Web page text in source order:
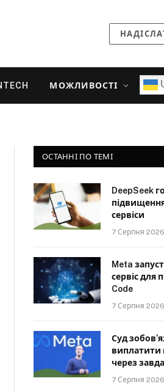
МОЖЛИВОСТІ
ОСТАННІ ПО ТЕМІ
DeepSeek
сервіси
7 Серпня 2026
Meta
сервіс для
Code
7 Серпня 2026
Суд
через
7 Серпня 2026